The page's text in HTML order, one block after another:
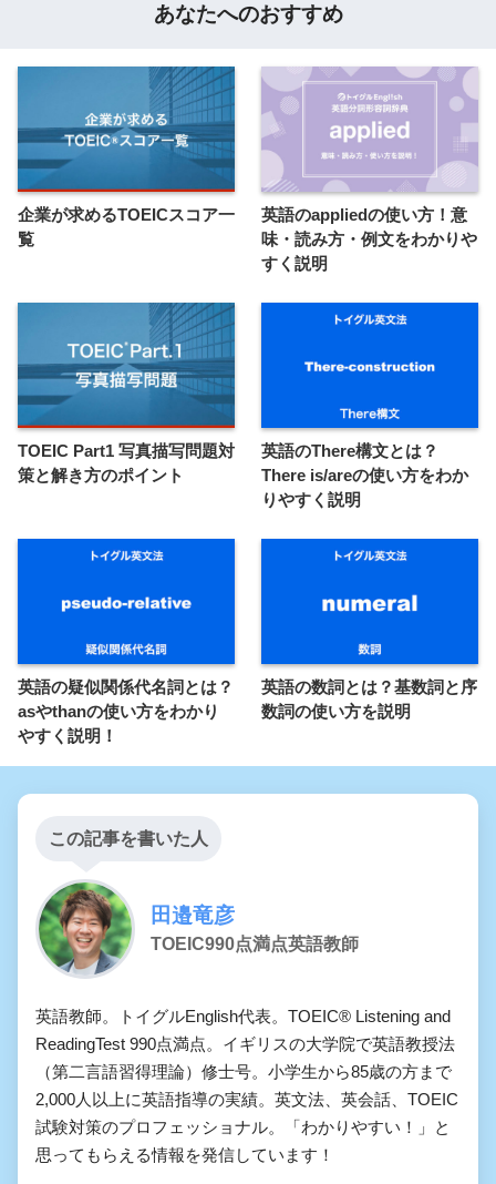
あなたへのおすすめ
企業が求めるTOEICスコア一
覧
英語のappliedの使い方！意
味・読み方・例文をわかりや
すく説明
TOEIC Part1 写真描写問題対
策と解き方のポイント
英語のThere構文とは？
There is/areの使い方をわか
りやすく説明
英語の疑似関係代名詞とは？
asやthanの使い方をわかり
やすく説明！
英語の数詞とは？基数詞と序
数詞の使い方を説明
この記事を書いた人
田邉竜彦
TOEIC990点満点英語教師
英語教師。トイグルEnglish代表。TOEIC® Listening and
ReadingTest 990点満点。イギリスの大学院で英語教授法
（第二言語習得理論）修士号。小学生から85歳の方まで
2,000人以上に英語指導の実績。英文法、英会話、TOEIC
試験対策のプロフェッショナル。「わかりやすい！」と
思ってもらえる情報を発信しています！